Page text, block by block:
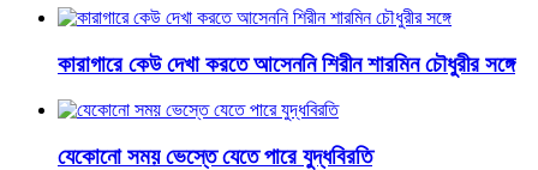
কারাগারে কেউ দেখা করতে আসেননি শিরীন শারমিন চৌধুরীর সঙ্গে
যেকোনো সময় ভেস্তে যেতে পারে যুদ্ধবিরতি